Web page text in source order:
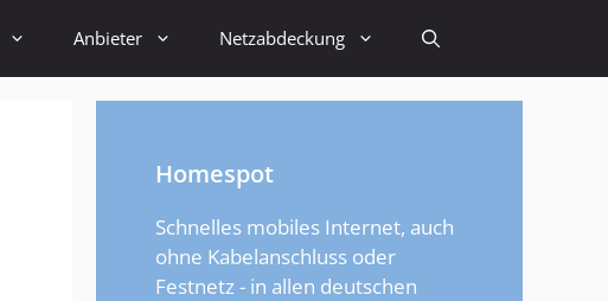
Anbieter Netzabdeckung
Homespot
Schnelles mobiles Internet, auch
ohne Kabelanschluss oder
Festnetz - in allen deutschen